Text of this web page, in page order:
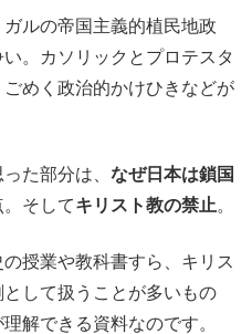
ルの帝国主義的植民地政
。カソリックとプロテスタ
めく政治的かけひきなどが
た部分は、 なぜ日本は鎖国
そしてキリスト教の禁止。
授業や教科書すら、キリス
して扱うことが多いもの
解できる資料なのです。